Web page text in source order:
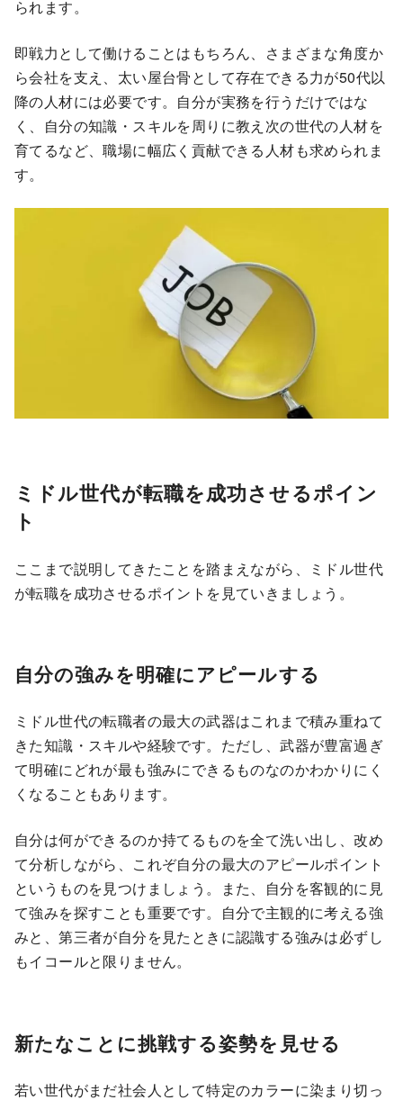
られます。
即戦力として働けることはもちろん、さまざまな角度か
ら会社を支え、太い屋台骨として存在できる力が50代以
降の人材には必要です。自分が実務を行うだけではな
く、自分の知識・スキルを周りに教え次の世代の人材を
育てるなど、職場に幅広く貢献できる人材も求められま
す。
ミドル世代が転職を成功させるポイン
ト
ここまで説明してきたことを踏まえながら、ミドル世代
が転職を成功させるポイントを見ていきましょう。
自分の強みを明確にアピールする
ミドル世代の転職者の最大の武器はこれまで積み重ねて
きた知識・スキルや経験です。ただし、武器が豊富過ぎ
て明確にどれが最も強みにできるものなのかわかりにく
くなることもあります。
自分は何ができるのか持てるものを全て洗い出し、改め
て分析しながら、これぞ自分の最大のアピールポイント
というものを見つけましょう。また、自分を客観的に見
て強みを探すことも重要です。自分で主観的に考える強
みと、第三者が自分を見たときに認識する強みは必ずし
もイコールと限りません。
新たなことに挑戦する姿勢を見せる
若い世代がまだ社会人として特定のカラーに染まり切っ